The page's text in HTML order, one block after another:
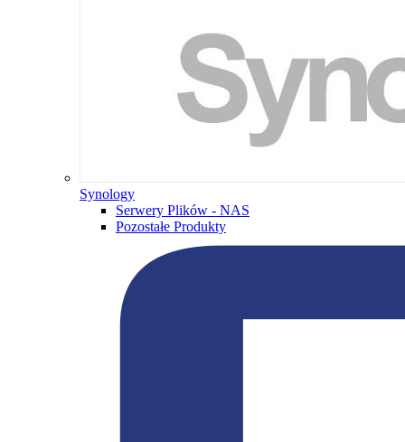
Synology
Serwery Plików - NAS
Pozostałe Produkty